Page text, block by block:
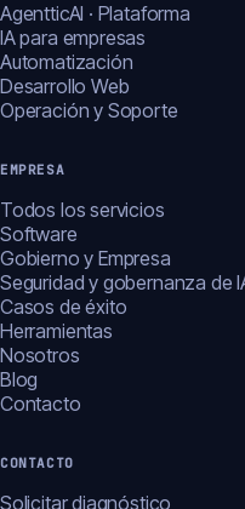
AgentticAI · Plataforma
IA para empresas
Automatización
Desarrollo Web
Operación y Soporte
EMPRESA
Todos los servicios
Software
Gobierno y Empresa
Seguridad y gobernanza de
Casos de éxito
Herramientas
Nosotros
Blog
Contacto
CONTACTO
Solicitar diagnóstico